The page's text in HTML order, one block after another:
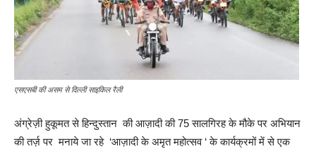
एसएसबी की असम से दिल्ली साइकिल रैली
अंग्रेज़ी हुकूमत से हिन्दुस्तान की आज़ादी की 75 सालगिरह के मौके पर अभियान
की तर्ज़ पर मनाये जा रहे ‘आज़ादी के अमृत महोत्सव ‘ के कार्यक्रमों में से एक